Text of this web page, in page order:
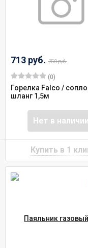
713 руб. 750 руб.
(0)
Горелка Falco /
шланг 1,5м
Нет в наличии